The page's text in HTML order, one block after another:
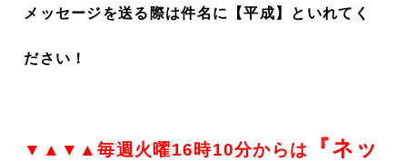
メッセージを送る際は件名に【平成】といれてく
ださい！
▼▲▼▲毎週火曜16時10分からは
『ネッ